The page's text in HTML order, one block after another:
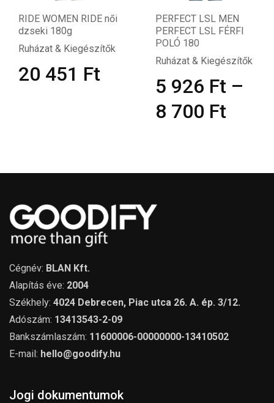
RIDE WOMEN RIDE női
dzseki 180g
Ruházat & Kiegészítők
20 451 Ft
PERFECT LSL MEN
PERFECT LSL FÉRFI
POLÓ 180
Ruházat & Kiegészítők
5 926 Ft –
8 700 Ft
Cégnév: BLAN Kft.
Alapítás éve: 2004
Székhely: 4024 Debrecen, Piac utca 26. A. ép. 3/12.
Adószám: 13413543-2-09
Bankszámlaszám: 11600006-00000000-13410502
E-mail: hello@goodify.hu
Jogi dokumentumok